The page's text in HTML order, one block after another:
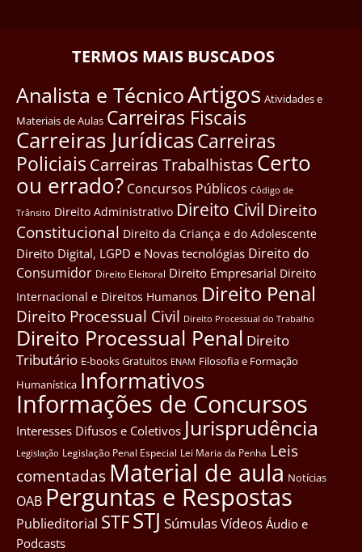
TERMOS MAIS BUSCADOS
Analista e TécnicoArtigos Atividades e
Materiais de Aulas Carreiras Fiscais
Carreiras JurídicasCarreiras
Policiais Carreiras Trabalhistas Certo
ou errado? Concursos Públicos Côdigo de
Trânsito Direito Administrativo Direito Civil Direito
Constitucional Direito da Criança e do Adolescente
Direito Digital, LGPD e Novas tecnológias Direito do
Consumidor Direito Eleitoral Direito Empresarial Direito
Internacional e Direitos Humanos Direito Penal
Direito Processual Civil Direito Processual do Trabalho
Direito Processual Penal Direito
Tributário E-books Gratuitos ENAM Filosofia e Formação
Humanística Informativos
Informações de Concursos
Interesses Difusos e Coletivos Jurisprudência
Legislação Legislação Penal Especial Lei Maria da Penha Leis
comentadas Material de aula Notícias
OAB Perguntas e Respostas
Publieditorial STFSTJ SúmulasVídeos Áudio e
Podcasts